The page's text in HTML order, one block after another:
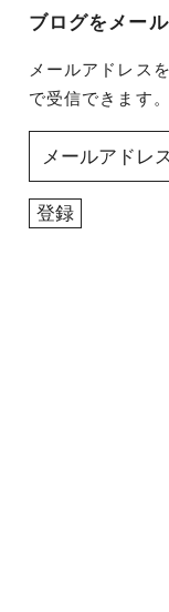
ブログをメー
メールアドレス
で受信できます。
ル
ア
登録